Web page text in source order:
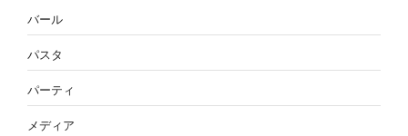
バール
パスタ
パーティ
メディア